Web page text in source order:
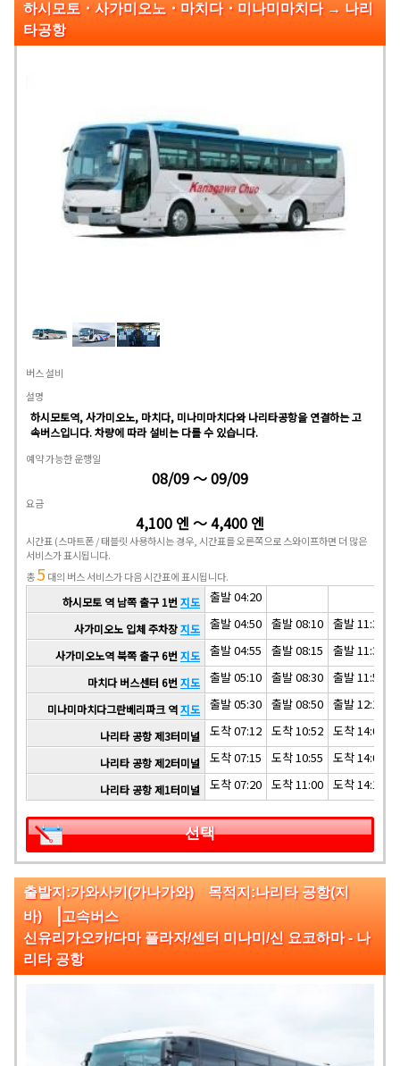
하시모토・사가미오노・마치다・미나미마치다 → 나리
타공항
버스 설비
설명
하시모토역, 사가미오노, 마치다, 미나미마치다와 나리타공항을 연결하는 고
속버스입니다. 차량에 따라 설비는 다를 수 있습니다.
예약 가능한 운행일
08/09 ～ 09/09
요금
4,100 엔 ～ 4,400 엔
시간표 (스마트폰 / 태블릿 사용하시는 경우, 시간표를 오른쪽으로 스와이프하면 더 많은
서비스가 표시됩니다.
총5 대의 버스 서비스가 다음 시간표에 표시됩니다.
하시모토 역 남쪽 출구 1번 지도 출발 04:20
사가미오노 입체 주차장지도 출발 04:50 출발 08:10 출발 11:30
사가미오노역 북쪽 출구 6번 지도 출발 04:55 출발 08:15 출발 11:35
마치다 버스센터 6번 지도 출발 05:10 출발 08:30 출발 11:50
미나미마치다그란베리파크 역지도 출발 05:30 출발 08:50 출발 12:10
나리타 공항 제3터미널 도착 07:12 도착 10:52 도착 14:02
나리타 공항 제2터미널 도착 07:15 도착 10:55 도착 14:05
나리타 공항 제1터미널 도착 07:20 도착 11:00 도착 14:10
선택
출발지:가와사키(가나가와) 목적지:나리타 공항(지
바)
|고속버스
신유리가오카/다마 플라자/센터 미나미/신 요코하마 - 나
리타 공항